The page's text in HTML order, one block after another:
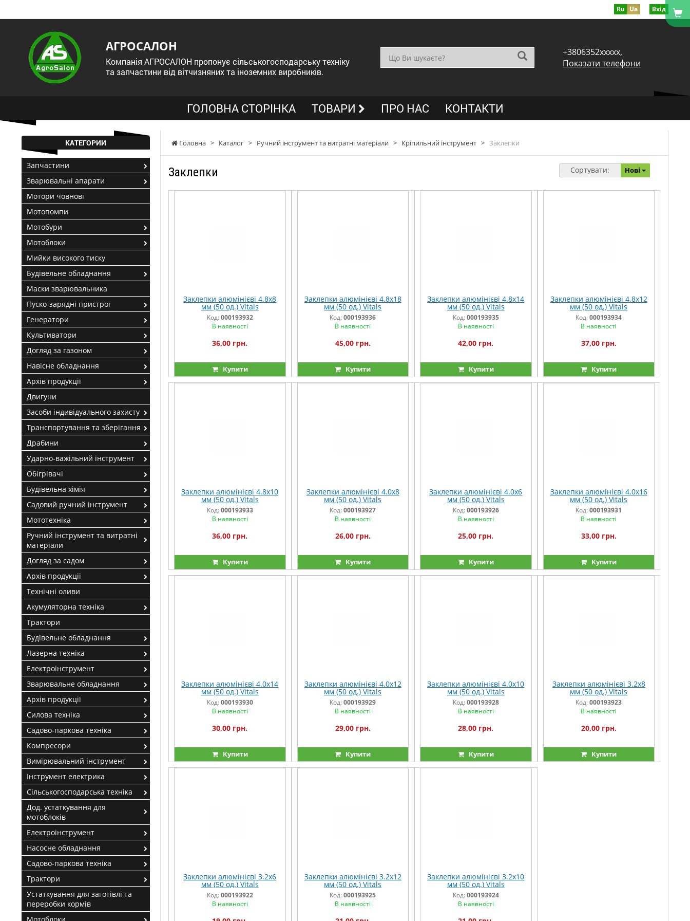
Ru Ua Вхід
АГРОСАЛОН
Компанія АГРОСАЛОН пропонує сільськогосподарську техніку
та запчастини від вітчизняних та іноземних виробників.
+3806352xxxxx,
Показати телефони
ГОЛОВНА СТОРІНКА ТОВАРИ ПРО НАС КОНТАКТИ
Головна > Каталог > Ручний інструмент та витратні матеріали > Кріпильний інструмент > Заклепки
Заклепки Сортувати: Нові
Заклепки алюмінієві 4.8x8
мм (50 од.) Vitals
Код:000193932
В наявності
36,00 грн.
Купити
Заклепки алюмінієві 4.8x18
мм (50 од.) Vitals
Код:000193936
В наявності
45,00 грн.
Купити
Заклепки алюмінієві 4.8x14
мм (50 од.) Vitals
Код:000193935
В наявності
42,00 грн.
Купити
Заклепки алюмінієві 4.8x12
мм (50 од.) Vitals
Код:000193934
В наявності
37,00 грн.
Купити
Заклепки алюмінієві 4.8x10
мм (50 од.) Vitals
Код:000193933
В наявності
36,00 грн.
Купити
Заклепки алюмінієві 4.0x8
мм (50 од.) Vitals
Код:000193927
В наявності
26,00 грн.
Купити
Заклепки алюмінієві 4.0x6
мм (50 од.) Vitals
Код:000193926
В наявності
25,00 грн.
Купити
Заклепки алюмінієві 4.0x16
мм (50 од.) Vitals
Код:000193931
В наявності
33,00 грн.
Купити
Заклепки алюмінієві 4.0x14
мм (50 од.) Vitals
Код:000193930
В наявності
30,00 грн.
Купити
Заклепки алюмінієві 4.0x12
мм (50 од.) Vitals
Код:000193929
В наявності
29,00 грн.
Купити
Заклепки алюмінієві 4.0x10
мм (50 од.) Vitals
Код:000193928
В наявності
28,00 грн.
Купити
Заклепки алюмінієві 3.2x8
мм (50 од.) Vitals
Код:000193923
В наявності
20,00 грн.
Купити
Заклепки алюмінієві 3.2x6
мм (50 од.) Vitals
Код:000193922
В наявності
Заклепки алюмінієві 3.2x12
мм (50 од.) Vitals
Код:000193925
В наявності
Заклепки алюмінієві 3.2x10
мм (50 од.) Vitals
Код:000193924
В наявності
КАТЕГОРИИ
Запчастини
Зварювальні апарати
Мотори човнові
Мотопомпи
Мотобури
Мотоблоки
Мийки високого тиску
Будівельне обладнання
Маски зварювальника
Пуско-зарядні пристрої
Генератори
Культиватори
Догляд за газоном
Навісне обладнання
Архів продукції
Двигуни
Засоби індивідуального захисту
Транспортування та зберігання
Драбини
Ударно-важільний інструмент
Обігрівачі
Будівельна хімія
Садовий ручний інструмент
Мототехніка
Ручний інструмент та витратні
матеріали
Догляд за садом
Архів продукції
Технічні оливи
Акумуляторна техніка
Трактори
Будівельне обладнання
Лазерна техніка
Електроінструмент
Зварювальне обладнання
Архів продукції
Силова техніка
Садово-паркова техніка
Компресори
Вимірювальний інструмент
Інструмент електрика
Сільськогосподарська техніка
Дод. устаткування для
мотоблоків
Електроінструмент
Насосне обладнання
Садово-паркова техніка
Трактори
Устаткування для заготівлі та
переробки кормів